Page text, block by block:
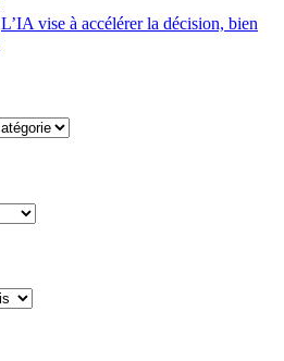
L’IA vise à accélérer la décision, bien